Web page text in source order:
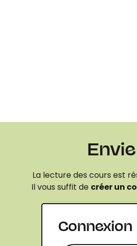
La lecture des cours est
Il vous suffit de créer un
Connexion